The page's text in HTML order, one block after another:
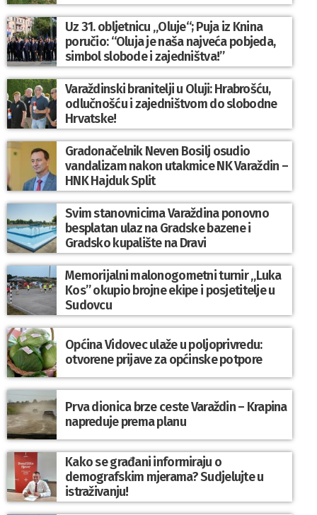
Uz 31. obljetnicu „Oluje“; Puja iz Knina
poručio: “Oluja je naša najveća pobjeda,
simbol slobode i zajedništva!”
Varaždinski branitelji u Oluji: Hrabrošću,
odlučnošću i zajedništvom do slobodne
Hrvatske!
Gradonačelnik Neven Bosilj osudio
vandalizam nakon utakmice NK Varaždin –
HNK Hajduk Split
Svim stanovnicima Varaždina ponovno
besplatan ulaz na Gradske bazene i
Gradsko kupalište na Dravi
Memorijalni malonogometni turnir „Luka
Kos” okupio brojne ekipe i posjetitelje u
Sudovcu
Općina Vidovec ulaže u poljoprivredu:
otvorene prijave za općinske potpore
Prva dionica brze ceste Varaždin – Krapina
napreduje prema planu
Kako se građani informiraju o
demografskim mjerama? Sudjelujte u
istraživanju!